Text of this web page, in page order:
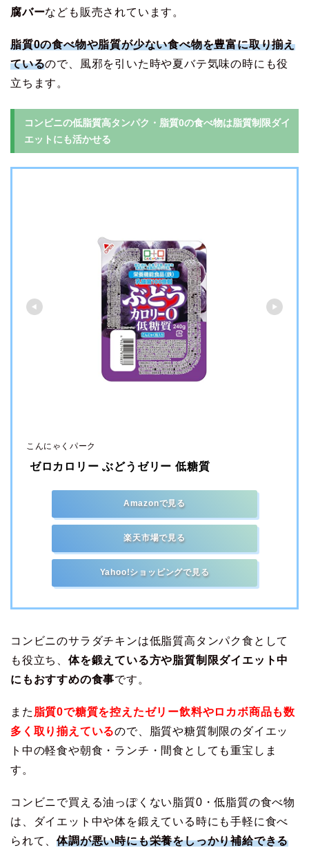
腐バーなども販売されています。
脂質0の食べ物や脂質が少ない食べ物を豊富に取り揃え
ているので、風邪を引いた時や夏バテ気味の時にも役
立ちます。
コンビニの低脂質高タンパク・脂質0の食べ物は脂質制限ダイ
エットにも活かせる
こんにゃくパーク
ゼロカロリー ぶどうゼリー 低糖質
Amazonで見る
楽天市場で見る
Yahoo!ショッピングで見る
コンビニのサラダチキンは低脂質高タンパク食として
も役立ち、 体を鍛えている方や脂質制限ダイエット中
にもおすすめの食事です。
また 脂質0で糖質を控えたゼリー飲料やロカボ商品も数
多く取り揃えているので、脂質や糖質制限のダイエッ
ト中の軽食や朝食・ランチ・間食としても重宝しま
す。
コンビニで買える油っぽくない脂質0・低脂質の食べ物
は、ダイエット中や体を鍛えている時にも手軽に食べ
られて、体調が悪い時にも栄養をしっかり補給できる